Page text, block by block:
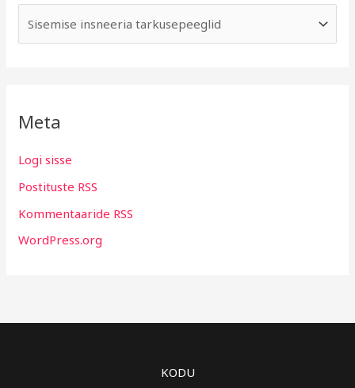
Meta
Logi sisse
Postituste RSS
Kommentaaride RSS
WordPress.org
KODU